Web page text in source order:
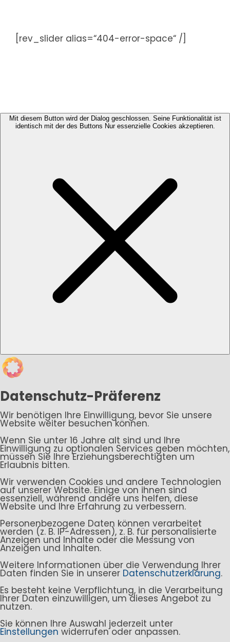
springen[rev_slider alias=“404-error-space“ /]
Mit diesem Button wird der Dialog geschlossen. Seine Funktionalität ist
identisch mit der des Buttons Nur essenzielle Cookies akzeptieren.
Datenschutz-Präferenz
Wir benötigen Ihre Einwilligung, bevor Sie unsere
Website weiter besuchen können.
Wenn Sie unter 16 Jahre alt sind und Ihre
Einwilligung zu optionalen Services geben möchten,
müssen Sie Ihre Erziehungsberechtigten um
Erlaubnis bitten.
Wir verwenden Cookies und andere Technologien
auf unserer Website. Einige von ihnen sind
essenziell, während andere uns helfen, diese
Website und Ihre Erfahrung zu verbessern.
Personenbezogene Daten können verarbeitet
werden (z. B. IP-Adressen), z. B. für personalisierte
Anzeigen und Inhalte oder die Messung von
Anzeigen und Inhalten.
Weitere Informationen über die Verwendung Ihrer
Daten finden Sie in unserer Datenschutzerklärung.
Es besteht keine Verpflichtung, in die Verarbeitung
Ihrer Daten einzuwilligen, um dieses Angebot zu
nutzen.
Sie können Ihre Auswahl jederzeit unter
Einstellungen widerrufen oder anpassen.